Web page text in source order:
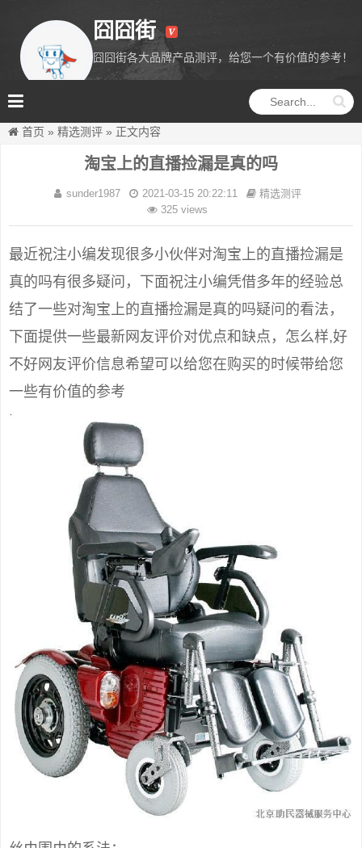
囧囧街
囧囧街各大品牌产品测评，给您一个有价值的参考！
首页 » 精选测评 » 正文内容
淘宝上的直播捡漏是真的吗
sunder1987 2021-03-15 20:22:11
精选测评
325 views
最近祝注小编发现很多小伙伴对淘宝上的直播捡漏是
真的吗有很多疑问，下面祝注小编凭借多年的经验总
结了一些对淘宝上的直播捡漏是真的吗疑问的看法，
下面提供一些最新网友评价对优点和缺点，怎么样,好
不好网友评价信息希望可以给您在购买的时候带给您
一些有价值的参考